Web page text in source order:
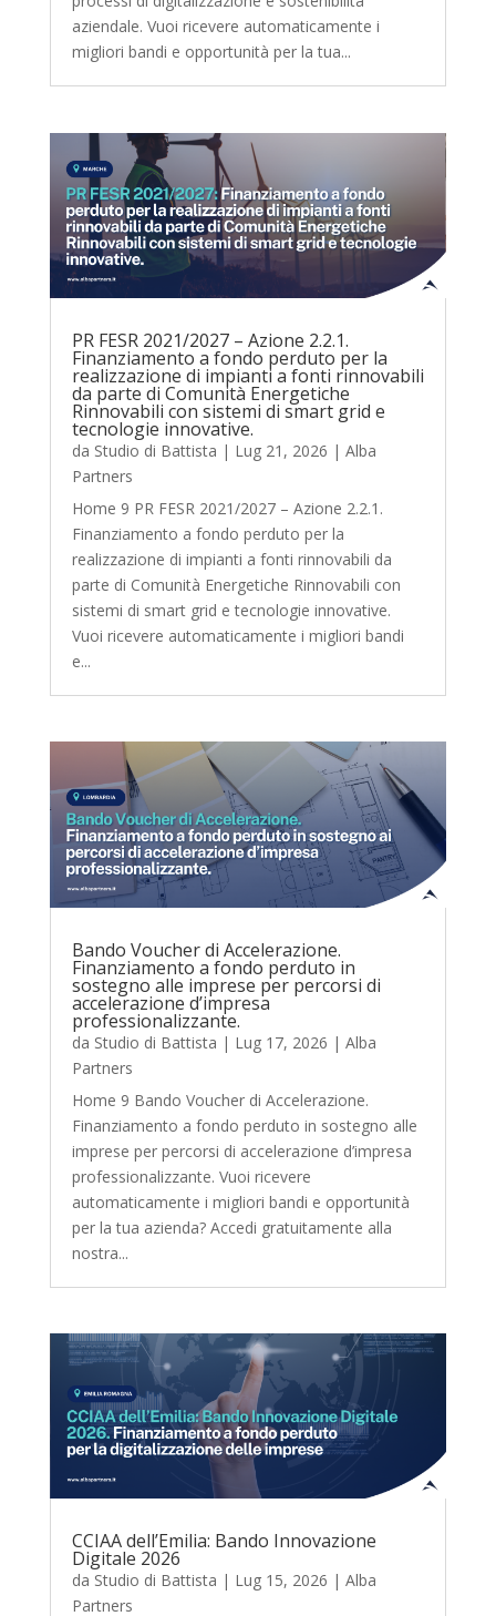
aziendale. Vuoi ricevere automaticamente i
migliori bandi e opportunità per la tua...
PR FESR 2021/2027 – Azione 2.2.1.
Finanziamento a fondo perduto per la
realizzazione di impianti a fonti rinnovabili
da parte di Comunità Energetiche
Rinnovabili con sistemi di smart grid e
tecnologie innovative.
da Studio di Battista | Lug 21, 2026 | Alba
Partners
Home 9 PR FESR 2021/2027 – Azione 2.2.1.
Finanziamento a fondo perduto per la
realizzazione di impianti a fonti rinnovabili da
parte di Comunità Energetiche Rinnovabili con
sistemi di smart grid e tecnologie innovative.
Vuoi ricevere automaticamente i migliori bandi
e...
Bando Voucher di Accelerazione.
Finanziamento a fondo perduto in
sostegno alle imprese per percorsi di
accelerazione d’impresa
professionalizzante.
da Studio di Battista | Lug 17, 2026 | Alba
Partners
Home 9 Bando Voucher di Accelerazione.
Finanziamento a fondo perduto in sostegno alle
imprese per percorsi di accelerazione d’impresa
professionalizzante. Vuoi ricevere
automaticamente i migliori bandi e opportunità
per la tua azienda? Accedi gratuitamente alla
nostra...
CCIAA dell’Emilia: Bando Innovazione
Digitale 2026
da Studio di Battista | Lug 15, 2026 | Alba
Partners